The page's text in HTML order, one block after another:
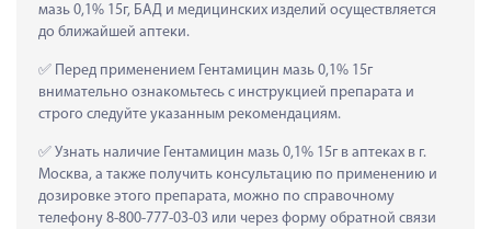
мазь 0,1% 15г, БАД и медицинских изделий осуществляется
до ближайшей аптеки.
Перед применением Гентамицин мазь 0,1% 15г
внимательно ознакомьтесь с инструкцией препарата и
строго следуйте указанным рекомендациям.
Узнать наличие Гентамицин мазь 0,1% 15г в аптеках в г.
Москва, а также получить консультацию по применению и
дозировке этого препарата, можно по справочному
телефону 8-800-777-03-03 или через форму обратной связи